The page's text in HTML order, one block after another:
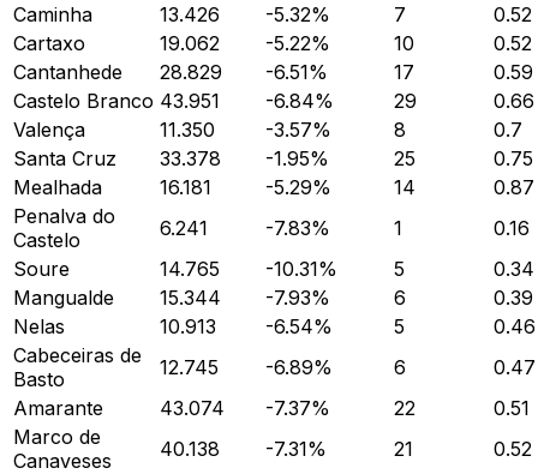
Caminha
13.426 -5.32% 7
0.52
Cartaxo
19.062 -5.22% 10
0.52
Cantanhede
28.829 -6.51% 17
0.59
Castelo Branco 43.951 -6.84% 29
0.66
Valença
11.350 -3.57% 8
0.7
Santa Cruz
33.378 -1.95% 25
0.75
Mealhada
16.181 -5.29% 14
0.87
Penalva do
Castelo
6.241 -7.83% 1
0.16
Soure
14.765 -10.31% 5
0.34
Mangualde
15.344 -7.93% 6
0.39
Nelas
10.913 -6.54% 5
0.46
Cabeceiras de
Basto
12.745 -6.89% 6
0.47
Amarante
43.074 -7.37% 22
0.51
Marco de
Canaveses
40.138 -7.31% 21
0.52